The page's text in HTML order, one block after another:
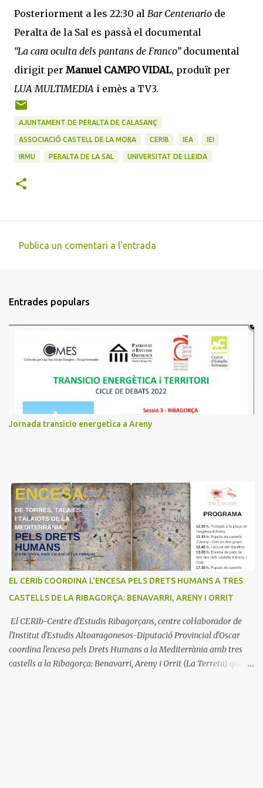
Posteriorment a les 22:30 al Bar Centenario de
Peralta de la Sal es passà el documental
“La cara oculta dels pantans de Franco”documental
dirigit per Manuel CAMPO VIDAL, produït per
LUA MULTIMEDIA i emès a TV3.
AJUNTAMENT DE PERALTA DE CALASANÇ
ASSOCIACIÓ CASTELL DE LA MORA CERIB IEA IEI
IRMU PERALTA DE LA SAL UNIVERSITAT DE LLEIDA
e
n
a
Publica un comentari a l'entrada
Entrades populars
Jornada transicio energetica a Areny
EL CERIb COORDINA L'ENCESA PELS DRETS HUMANS A TRES
CASTELLS DE LA RIBAGORÇA: BENAVARRI, ARENY I ORRIT
El CERIb-Centre d'Estudis Ribagorçans, centre col·laborador de
l'Institut d'Estudis Altoaragonesos-Diputació Provincial d'Oscar
coordina l'encesa pels Drets Humans a la Mediterrània amb tres
castells a la Ribagorça: Benavarri, Areny i Orrit (La Terreta) que